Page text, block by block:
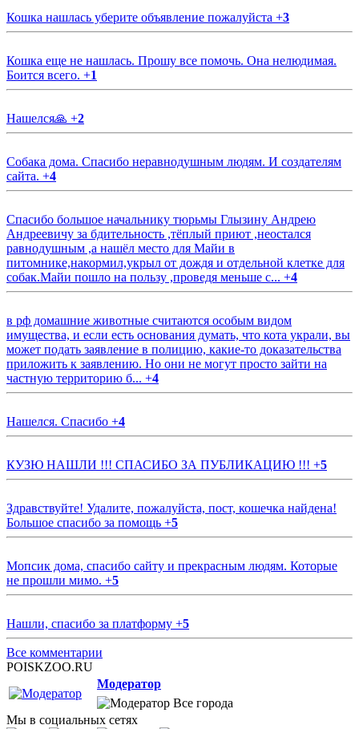
Кошка нашлась уберите объявление пожалуйста +3
Кошка еще не нашлась. Прошу все помочь. Она нелюдимая.
Боится всего. +1
Нашелся🙏 +2
Собака дома. Спасибо неравнодушным людям. И создателям
сайта. +4
Спасибо большое начальнику тюрьмы Глызину Андрею
Андреевичу за бдительность ,тёплый приют ,неостался
равнодушным ,а нашёл место для Майи в
питомнике,накормил,укрыл от дождя и отдельной клетке для
собак.Майи пошло на пользу ,проведя меньше с... +4
в рф домашние животные считаются особым видом
имущества, и если есть основания думать, что кота украли, вы
может подать заявление в полицию, какие-то доказательства
приложить к заявлению. Но они не могут просто зайти на
частную территорию б... +4
Нашелся. Спасибо +4
КУЗЮ НАШЛИ !!! СПАСИБО ЗА ПУБЛИКАЦИЮ !!! +5
Здравствуйте! Удалите, пожалуйста, пост, кошечка найдена!
Большое спасибо за помощь +5
Мопсик дома, спасибо сайту и прекрасным людям. Которые
не прошли мимо. +5
Нашли, спасибо за платформу +5
Все комментарии
POISKZOO.RU
Модератор
Все города
Мы в социальных сетях